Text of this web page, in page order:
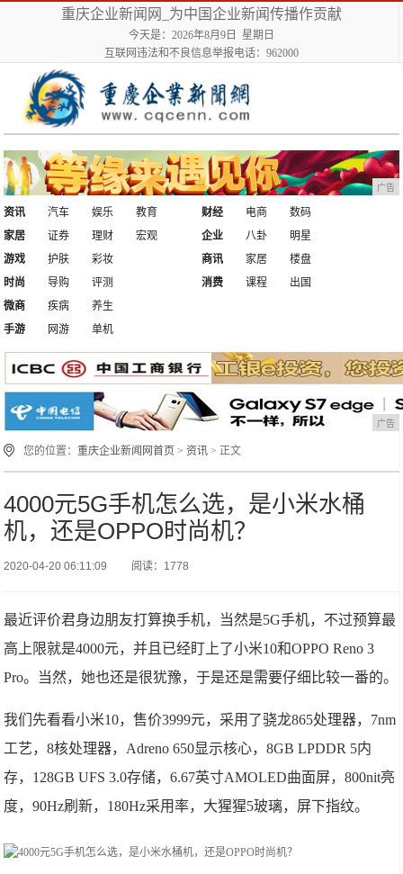
重庆企业新闻网_为中国企业新闻传播作贡献
今天是：2026年8月9日 星期日
互联网违法和不良信息举报电话：962000
广告
资讯 汽车 娱乐
教育
家居
证券 理财 宏观
财经 电商
数码
企业
八卦
明星
游戏
护肤
彩妆
时尚
导购 评测
商讯 家居
楼盘
消费
课程
出国
微商
疾病
养生
手游
网游 单机
广告
您的位置：重庆企业新闻网首页 >资讯 > 正文
4000元5G手机怎么选，是小米水桶
机，还是OPPO时尚机？
2020-04-20 06:11:09 阅读：1778
最近评价君身边朋友打算换手机，当然是5G手机，不过预算最
高上限就是4000元，并且已经盯上了小米10和OPPO Reno 3
Pro。当然，她也还是很犹豫，于是还是需要仔细比较一番的。
我们先看看小米10，售价3999元，采用了骁龙865处理器，7nm
工艺，8核处理器，Adreno 650显示核心，8GB LPDDR 5内
存，128GB UFS 3.0存储，6.67英寸AMOLED曲面屏，800nit亮
度，90Hz刷新，180Hz采用率，大猩猩5玻璃，屏下指纹。